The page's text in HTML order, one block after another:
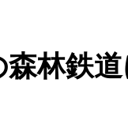
林鉄